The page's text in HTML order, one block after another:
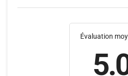
Évaluation